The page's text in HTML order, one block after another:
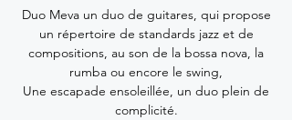
Duo Meva un duo de guitares, qui propose
un répertoire de standards jazz et de
compositions, au son de la bossa nova, la
rumba ou encore le swing,
Une escapade ensoleillée, un duo plein de
complicité.